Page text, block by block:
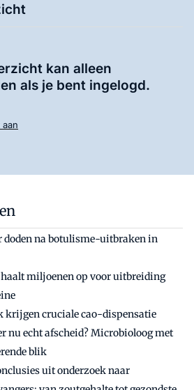
kan alleen
als je bent ingelogd.
doden na botulisme-uitbraken in
miljoenen op voor uitbreiding
krijgen cruciale cao-dispensatie
nu echt afscheid? Microbioloog met
blik
uit onderzoek naar